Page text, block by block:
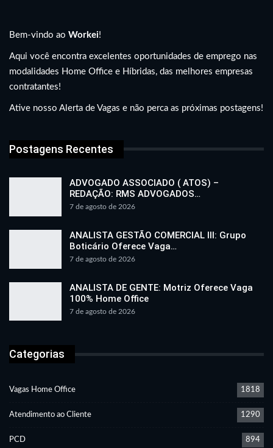
Bem-vindo ao Workei!
Aqui você encontra excelentes oportunidades de emprego nas
modalidades Home Office e Híbridas, das melhores empresas
contratantes!
Ative nosso Alerta de Vagas e não perca as próximas postagens!
Postagens Recentes
ADVOGADO ASSOCIADO ( ATOS) –
REDAÇÃO: RMS ADVOGADOS…
7 de agosto de 2026
ANALISTA GESTÃO COMERCIAL III: Grupo
Boticário Oferece Vaga…
7 de agosto de 2026
ANALISTA DE GENTE: Motriz Oferece Vaga
100% Home Office
7 de agosto de 2026
Categorias
Vagas Home Office 1818
Atendimento ao Cliente 1290
PCD 894